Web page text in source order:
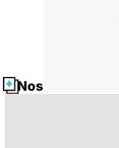
Nos fiches santé